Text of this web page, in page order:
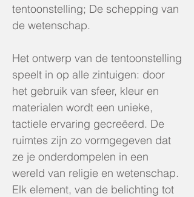
tentoonstelling; De schepping van
de wetenschap.
Het ontwerp van de tentoonstelling
speelt in op alle zintuigen: door
het gebruik van sfeer, kleur en
materialen wordt een unieke,
tactiele ervaring gecreëerd. De
ruimtes zijn zo vormgegeven dat
ze je onderdompelen in een
wereld van religie en wetenschap.
Elk element, van de belichting tot